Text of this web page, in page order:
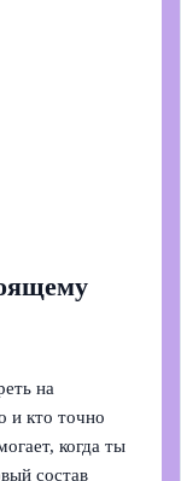
на
и кто точно
когда ты
состав